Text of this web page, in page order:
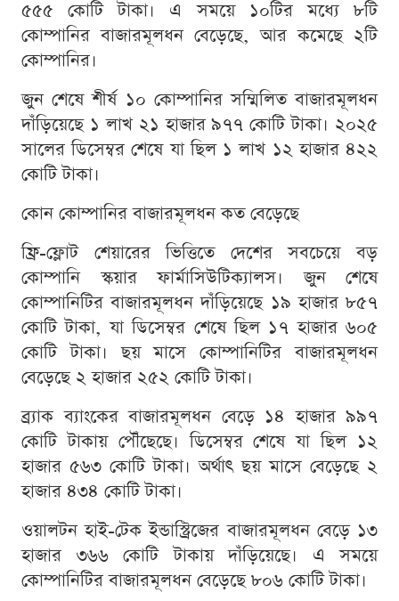
৫৫৫ কোটি টাকা। এ সময়ে ১০টির মধ্যে ৮টি
কোম্পানির বাজারমূলধন বেড়েছে, আর কমেছে ২টি
কোম্পানির।
জুন শেষে শীর্ষ ১০ কোম্পানির সম্মিলিত বাজারমূলধন
দাঁড়িয়েছে ১ লাখ ২১ হাজার ৯৭৭ কোটি টাকা। ২০২৫
সালের ডিসেম্বর শেষে যা ছিল ১ লাখ ১২ হাজার ৪২২
কোটি টাকা।
কোন কোম্পানির বাজারমূলধন কত বেড়েছে
ফ্রি-ফ্লোট শেয়ারের ভিত্তিতে দেশের সবচেয়ে বড়
কোম্পানি স্কয়ার ফার্মাসিউটিক্যালস। জুন শেষে
কোম্পানিটির বাজারমূলধন দাঁড়িয়েছে ১৯ হাজার ৮৫৭
কোটি টাকা, যা ডিসেম্বর শেষে ছিল ১৭ হাজার ৬০৫
কোটি টাকা। ছয় মাসে কোম্পানিটির বাজারমূলধন
বেড়েছে ২ হাজার ২৫২ কোটি টাকা।
ব্র্যাক ব্যাংকের বাজারমূলধন বেড়ে ১৪ হাজার ৯৯৭
কোটি টাকায় পৌঁছেছে। ডিসেম্বর শেষে যা ছিল ১২
হাজার ৫৬৩ কোটি টাকা। অর্থাৎ ছয় মাসে বেড়েছে ২
হাজার ৪৩৪ কোটি টাকা।
ওয়ালটন হাই-টেক ইন্ডাস্ট্রিজের বাজারমূলধন বেড়ে ১৩
হাজার ৩৬৬ কোটি টাকায় দাঁড়িয়েছে। এ সময়ে
কোম্পানিটির বাজারমূলধন বেড়েছে ৮০৬ কোটি টাকা।